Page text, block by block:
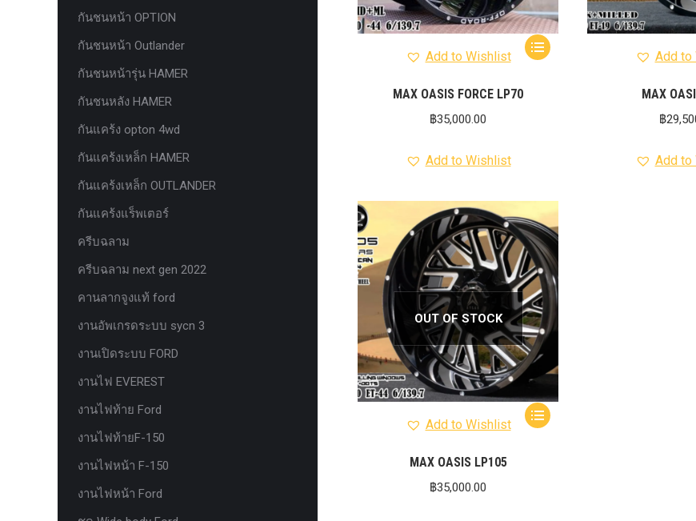
Add to Wishlist
MAX OASIS FORCE LP70
฿35,000.00
Add to Wishlist
Add to
MAX
฿
Add to
OUT OF STOCK
Add to Wishlist
MAX OASIS LP105
฿35,000.00
กันชนหน้า OPTION
กันชนหน้า Outlander
กันชนหน้ารุ่น HAMER
กันชนหลัง HAMER
กันแคร้ง opton 4wd
กันแคร้งเหล็ก HAMER
กันแคร้งเหล็ก OUTLANDER
กันแคร้งแร็พเตอร์
ครีบฉลาม
ครีบฉลาม next gen 2022
คานลากจูงแท้ ford
งานอัพเกรดระบบ sycn 3
งานเปิดระบบ FORD
งานไฟ EVEREST
งานไฟท้าย Ford
งานไฟท้ายF-150
งานไฟหน้า F-150
งานไฟหน้า Ford
Ford Ford Ranger Everest Raptor 2015-
RANGER EVEREST Raptor 2011-2021
หน้าจอ Sync 3 รุ่นล่าสุด ตรงรุ่น Ford
Ranger Everest สำหรับ Upgrade Sync
หน้าจอเรือนไมล์แท้ FORD EVEREST
RANGER 2.0 PART G
หน้าจอเรือนไมล์แท้ FORD EVEREST
PART J